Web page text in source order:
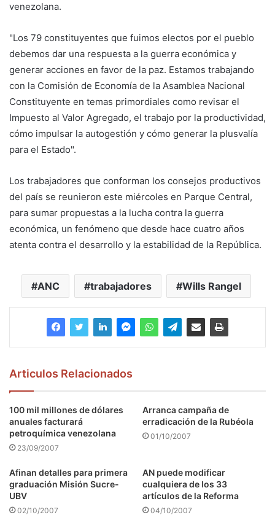
venezolana.
"Los 79 constituyentes que fuimos electos por el pueblo
debemos dar una respuesta a la guerra económica y
generar acciones en favor de la paz. Estamos trabajando
con la Comisión de Economía de la Asamblea Nacional
Constituyente en temas primordiales como revisar el
Impuesto al Valor Agregado, el trabajo por la productividad,
cómo impulsar la autogestión y cómo generar la plusvalía
para el Estado".
Los trabajadores que conforman los consejos productivos
del país se reunieron este miércoles en Parque Central,
para sumar propuestas a la lucha contra la guerra
económica, un fenómeno que desde hace cuatro años
atenta contra el desarrollo y la estabilidad de la República.
ANC trabajadores Wills Rangel
Articulos Relacionados
100 mil millones de dólares
anuales facturará
petroquímica venezolana
23/09/2007
Arranca campaña de
erradicación de la Rubéola
01/10/2007
Afinan detalles para primera
graduación Misión Sucre-
UBV
02/10/2007
AN puede modificar
cualquiera de los 33
artículos de la Reforma
04/10/2007